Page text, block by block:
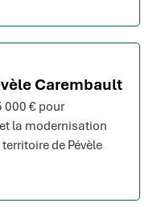
Carembault
000 € pour
la modernisation
de Pévèle